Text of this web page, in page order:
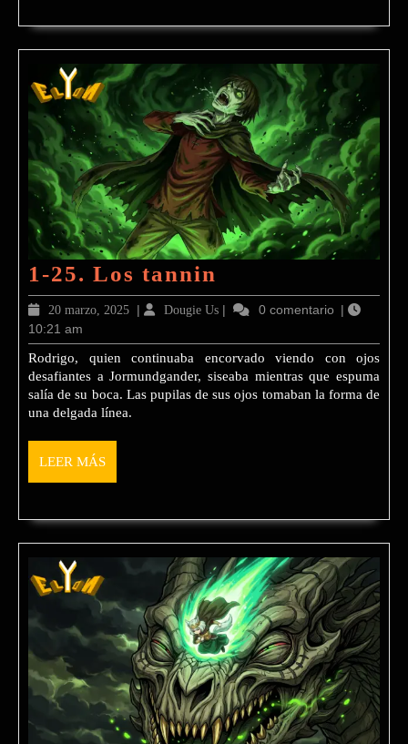
1-25. Los tannin
25.
tannin
20 marzo, 202520
2025
| Dougie UsDougie
| 0 comentario |
10:21 am
Rodrigo, quien continuaba encorvado viendo con ojos
desafiantes a Jormundgander, siseaba mientras que espuma
salía de su boca. Las pupilas de sus ojos tomaban la forma de
una delgada línea.
LEER MÁSLEER
MÁS